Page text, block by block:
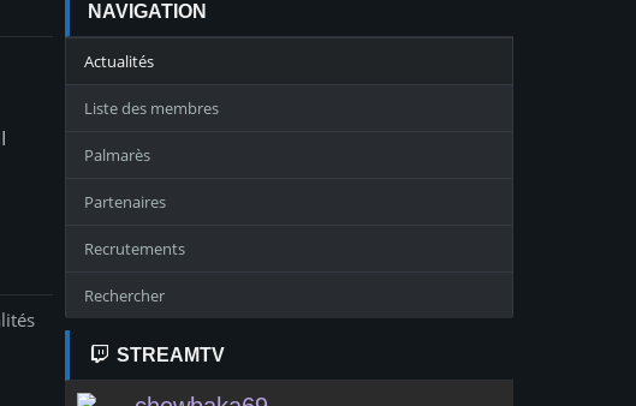
NAVIGATION
Actualités
Liste des membres
Palmarès
Partenaires
Recrutements
Rechercher
STREAMTV